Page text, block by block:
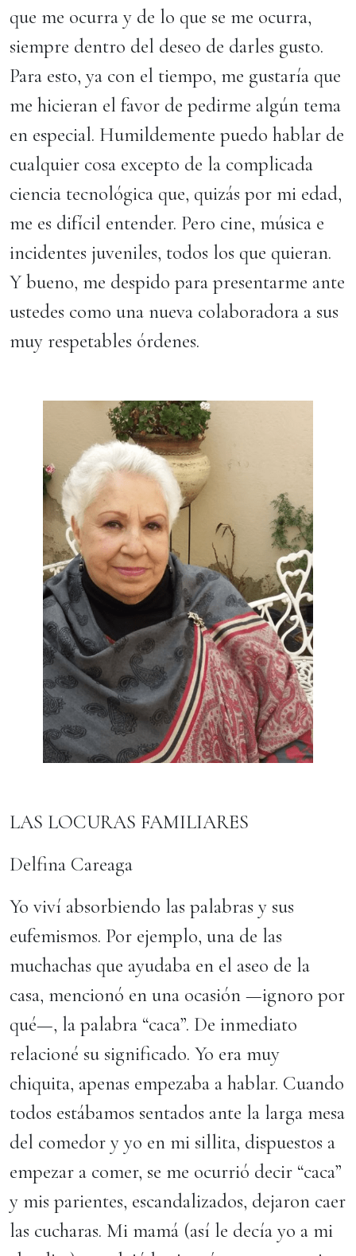
que me ocurra y de lo que se me ocurra,
siempre dentro del deseo de darles gusto.
Para esto, ya con el tiempo, me gustaría que
me hicieran el favor de pedirme algún tema
en especial. Humildemente puedo hablar de
cualquier cosa excepto de la complicada
ciencia tecnológica que, quizás por mi edad,
me es difícil entender. Pero cine, música e
incidentes juveniles, todos los que quieran.
Y bueno, me despido para presentarme ante
ustedes como una nueva colaboradora a sus
muy respetables órdenes.
LAS LOCURAS FAMILIARES
Delfina Careaga
Yo viví absorbiendo las palabras y sus
eufemismos. Por ejemplo, una de las
muchachas que ayudaba en el aseo de la
casa, mencionó en una ocasión —ignoro por
qué—, la palabra “caca”. De inmediato
relacioné su significado. Yo era muy
chiquita, apenas empezaba a hablar. Cuando
todos estábamos sentados ante la larga mesa
del comedor y yo en mi sillita, dispuestos a
empezar a comer, se me ocurrió decir “caca”
y mis parientes, escandalizados, dejaron caer
las cucharas. Mi mamá (así le decía yo a mi